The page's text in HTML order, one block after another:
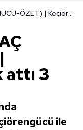
Erzurumspor 0-1 Keçiörengücü (MAÇ SONUCU-ÖZET) | Keçiörengücü tek attı 3 aldı!
attı 3
ile